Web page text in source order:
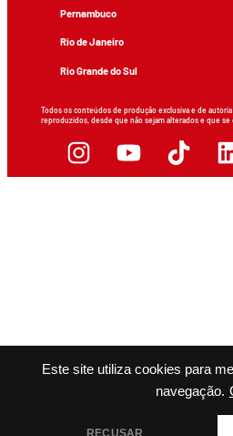
Este site utiliza cookies para
navegação.
RECUSAR
Pernambuco
Rio de Janeiro
Rio Grande do Sul
Todos os conteúdos de produção exclusiva e de
reproduzidos, desde que não sejam alterados e que